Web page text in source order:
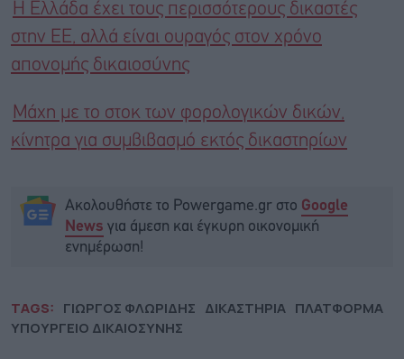
Η Ελλάδα έχει τους περισσότερους δικαστές
στην ΕΕ, αλλά είναι ουραγός στον χρόνο
απονομής δικαιοσύνης
Μάχη με το στοκ των φορολογικών δικών,
κίνητρα για συμβιβασμό εκτός δικαστηρίων
Ακολουθήστε το Powergame.gr στο Google
News για άμεση και έγκυρη οικονομική
ενημέρωση!
TAGS: ΓΙΩΡΓΟΣ ΦΛΩΡΙΔΗΣ ΔΙΚΑΣΤΗΡΙΑ ΠΛΑΤΦΟΡΜΑ
ΥΠΟΥΡΓΕΙΟ ΔΙΚΑΙΟΣΥΝΗΣ